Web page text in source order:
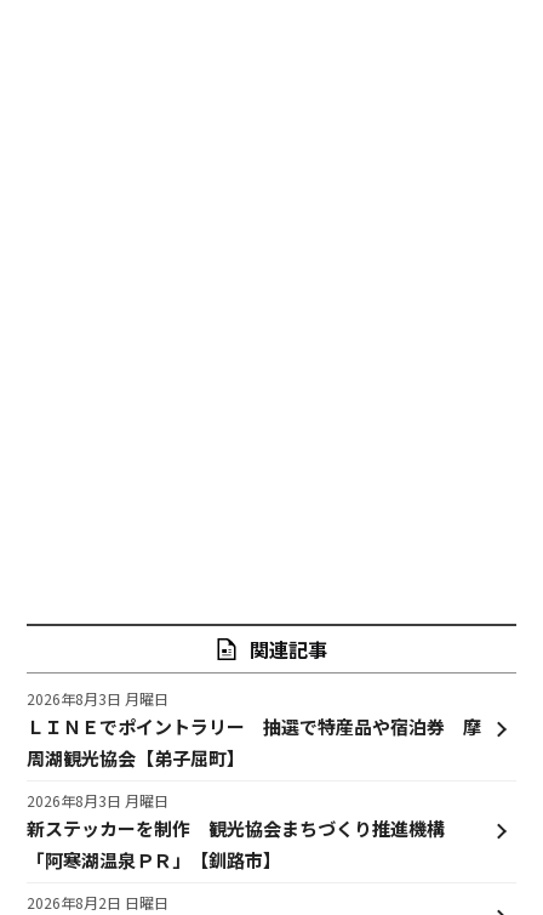
関連記事
ＬＩＮＥでポイントラリー 抽選で特産品や宿泊券 摩
周湖観光協会【弟子屈町】
2026年8月3日 月曜日
新ステッカーを制作 観光協会まちづくり推進機構
「阿寒湖温泉ＰＲ」【釧路市】
2026年8月3日 月曜日
2026年8月2日 日曜日